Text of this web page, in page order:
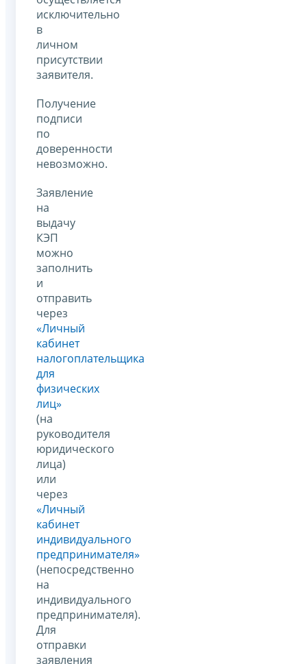
исключительно
в
личном
присутствии
заявителя.
Получение
подписи
по
доверенности
невозможно.
Заявление
на
выдачу
КЭП
можно
заполнить
и
отправить
через
«Личный
кабинет
налогоплательщика
для
физических
лиц»
(на
руководителя
юридического
лица)
или
через
«Личный
кабинет
индивидуального
предпринимателя»
(непосредственно
на
индивидуального
предпринимателя).
Для
отправки
заявления